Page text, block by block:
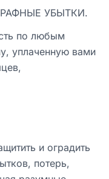
УБЫТКИ.
по любым
уплаченную вами
и оградить
потерь,